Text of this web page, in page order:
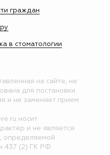
граждан
в стоматологии
на сайте, не
для постановки
и не заменяет прием
носит
и не является
определяемой
437 (2) ГК РФ.